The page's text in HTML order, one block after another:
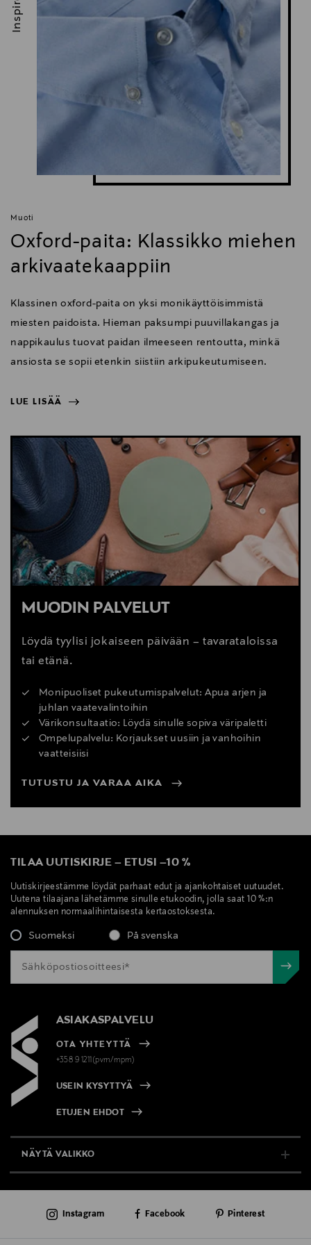
Muoti
Oxford-paita: Klassikko miehen
arkivaatekaappiin
Klassinen oxford-paita on yksi monikäyttöisimmistä
miesten paidoista. Hieman paksumpi puuvillakangas ja
nappikaulus tuovat paidan ilmeeseen rentoutta, minkä
ansiosta se sopii etenkin siistiin arkipukeutumiseen.
LUE LISÄÄ
LUE LISÄÄ
MUODIN PALVELUT
Löydä tyylisi jokaiseen päivään – tavarataloissa
tai etänä.
Monipuoliset pukeutumispalvelut: Apua arjen ja
juhlan vaatevalintoihin
Värikonsultaatio: Löydä sinulle sopiva väripaletti
Ompelupalvelu: Korjaukset uusiin ja vanhoihin
vaatteisiisi
TUTUSTU JA VARAA AIKA
TILAA UUTISKIRJE – ETUSI –10 %
Uutiskirjeestämme löydät parhaat edut ja ajankohtaiset uutuudet.
Uutena tilaajana lähetämme sinulle etukoodin, jolla saat 10 %:n
alennuksen normaalihintaisesta kertaostoksesta.
Suomeksi På svenska
ASIAKASPALVELU
OTA YHTEYTTÄ
+358 9 1211(pvm/mpm)
USEIN KYSYTTYÄ
ETUJEN EHDOT
NÄYTÄ VALIKKO
AJANKOHTAISTA
Instagram Facebook Pinterest